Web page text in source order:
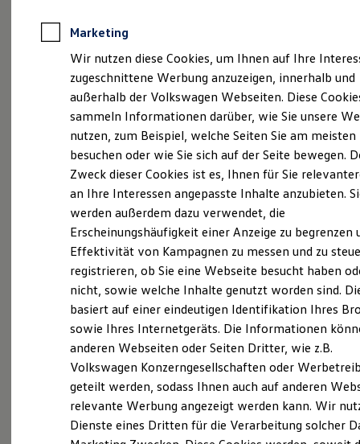
Anpfiff zum Gewinn
Elektroautos
ID. Tutorials
Elektrofahrzeugkonzepte
Reichweite
Reichweite der ID. Modelle
Reichweite im Winter
Laden
Laden unterwegs
Laden Zuhause
Ladezeitensimulator
Batterie
Sicherheit
Garantie und Lebensdauer
Nachhaltigkeit
Technologie
Kosten und Kauf
Verbrauchskosten
Kaufoptionen
E-Auto-Förderung
Software und Konnektivität
Die ID. Software 6
ID. Software Versionen und Updates
Digitale Extras
Schnittstellen zu Ihrem ID.
Impressum & Rechtliches)
Marketing
Wir nutzen diese Cookies, um Ihnen auf Ihre
zugeschnittene Werbung anzuzeigen, innerhalb und
außerhalb der Volkswagen Webseiten. Diese
sammeln Informationen darüber, wie Sie unsere
nutzen, zum Beispiel, welche Seiten Sie am meisten
besuchen oder wie Sie sich auf der Seite bewegen.
Zweck dieser Cookies ist es, Ihnen für Sie
an Ihre Interessen angepasste Inhalte anzubieten.
werden außerdem dazu verwendet, die
Erscheinungshäufigkeit einer Anzeige zu begrenzen
Effektivität von Kampagnen zu messen und zu
registrieren, ob Sie eine Webseite besucht haben
nicht, sowie welche Inhalte genutzt worden sind.
basiert auf einer eindeutigen Identifikation Ihres
sowie Ihres Internetgeräts. Die Informationen
anderen Webseiten oder Seiten Dritter, wie z.B.
Volkswagen Konzerngesellschaften oder
geteilt werden, sodass Ihnen auch auf anderen
relevante Werbung angezeigt werden kann. Wir
Dienste eines Dritten für die Verarbeitung solcher